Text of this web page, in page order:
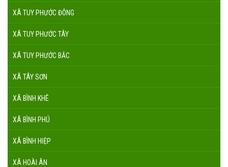
XÃ TUY PHƯỚC ĐÔNG
XÃ TUY PHƯỚC TÂY
XÃ TUY PHƯỚC BẮC
XÃ TÂY SƠN
XÃ BÌNH KHÊ
XÃ BÌNH PHÚ
XÃ BÌNH HIỆP
XÃ HOÀI ÂN